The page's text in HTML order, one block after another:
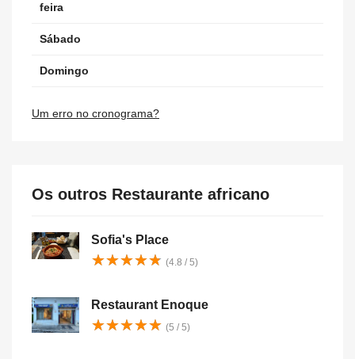
feira
Sábado
Domingo
Um erro no cronograma?
Os outros Restaurante africano
Sofia's Place
★★★★★
★★★★★ (4.8 / 5)
Restaurant Enoque
★★★★★
★★★★★ (5 / 5)